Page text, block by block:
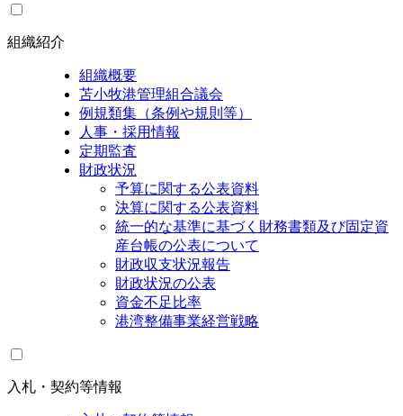
組織紹介
組織概要
苫小牧港管理組合議会
例規類集（条例や規則等）
人事・採用情報
定期監査
財政状況
予算に関する公表資料
決算に関する公表資料
統一的な基準に基づく財務書類及び固定資
産台帳の公表について
財政収支状況報告
財政状況の公表
資金不足比率
港湾整備事業経営戦略
入札・契約等情報